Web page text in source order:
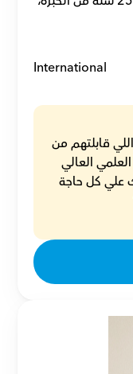
International